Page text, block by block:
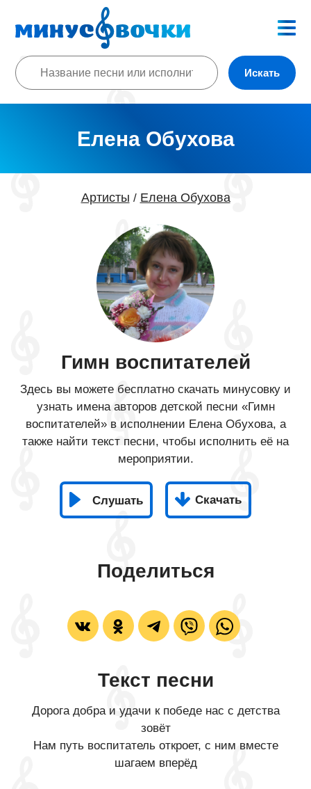
Искать
Елена Обухова
Артисты / Елена Обухова
Гимн воспитателей
Здесь вы можете бесплатно скачать минусовку и
узнать имена авторов детской песни «Гимн
воспитателей» в исполнении Елена Обухова, а
также найти текст песни, чтобы исполнить её на
мероприятии.
Слушать Скачать
Поделиться
Текст песни
Дорога добра и удачи к победе нас с детства
зовёт
Нам путь воспитатель откроет, с ним вместе
шагаем вперёд